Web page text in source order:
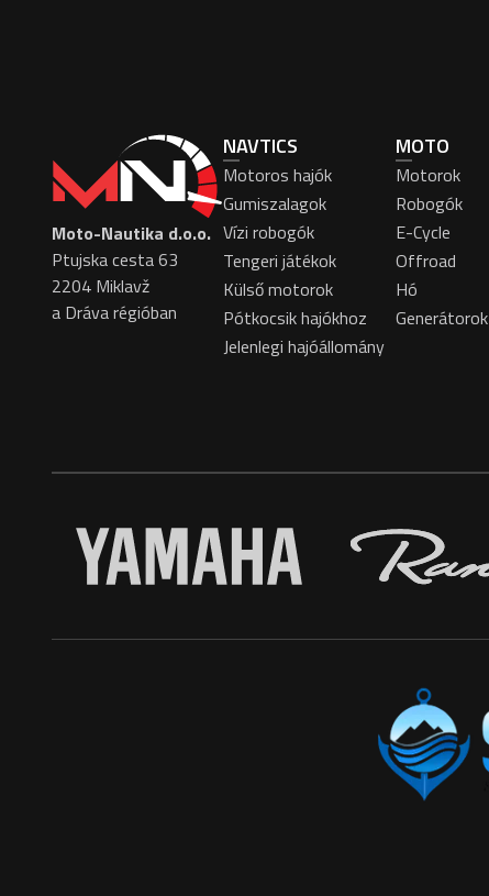
Moto-Nautika d.o.o.
Ptujska cesta 63
2204 Miklavž
a Dráva régióban
NAVTICS
Motoros hajók
Gumiszalagok
Vízi robogók
Tengeri játékok
Külső motorok
Pótkocsik hajókhoz
Jelenlegi hajóállomány
MOTO
Motorok
Robogók
E-Cycle
Offroad
Hó
Generátorok